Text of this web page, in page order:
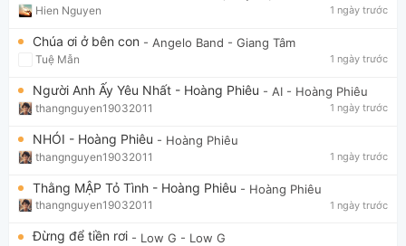
Hien Nguyen 1 ngày trước
Chúa ơi ở bên con - Angelo Band - Giang Tâm
Tuệ Mẫn 1 ngày trước
Người Anh Ấy Yêu Nhất - Hoàng Phiêu - AI - Hoàng Phiêu
thangnguyen19032011 1 ngày trước
NHÓI - Hoàng Phiêu - Hoàng Phiêu
thangnguyen19032011 1 ngày trước
Thằng MẬP Tỏ Tình - Hoàng Phiêu - Hoàng Phiêu
thangnguyen19032011 1 ngày trước
Đừng để tiền rơi - Low G - Low G